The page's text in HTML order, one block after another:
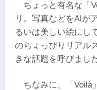
ちょっと有名な「
リ。写真などをAIが
るいは美しい絵にし
のちょっぴりリアル
きな話題を呼びました
ちなみに、「Voilà